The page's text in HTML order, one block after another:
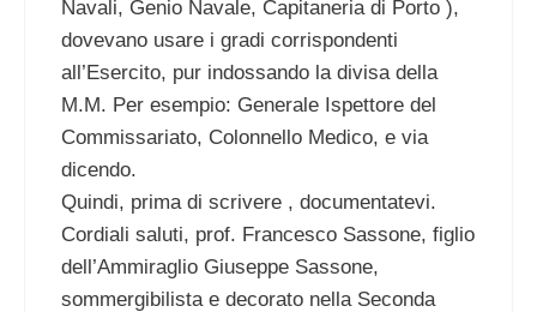
Navali, Genio Navale, Capitaneria di Porto ),
dovevano usare i gradi corrispondenti
all’Esercito, pur indossando la divisa della
M.M. Per esempio: Generale Ispettore del
Commissariato, Colonnello Medico, e via
dicendo.
Quindi, prima di scrivere , documentatevi.
Cordiali saluti, prof. Francesco Sassone, figlio
dell’Ammiraglio Giuseppe Sassone,
sommergibilista e decorato nella Seconda